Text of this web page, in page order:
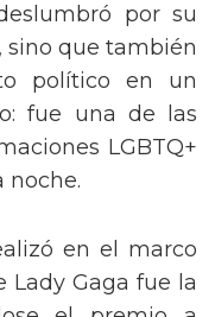
por su
sino que también
político en un
fue una de las
LGBTQ+
en el marco
Gaga fue la